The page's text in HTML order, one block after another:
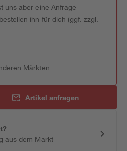
uns aber eine Anfrage
ihn für dich (ggf. zzgl.
Märkten
Artikel anfragen
aus dem Markt